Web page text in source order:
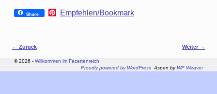
Share
P
e
t
Empfehlen/Bookmark
Bilder-Navigation
← Zurück Weiter →
© 2026 - Willkommen im Facettenreich
Proudly powered by WordPress Aspen by WP Weaver